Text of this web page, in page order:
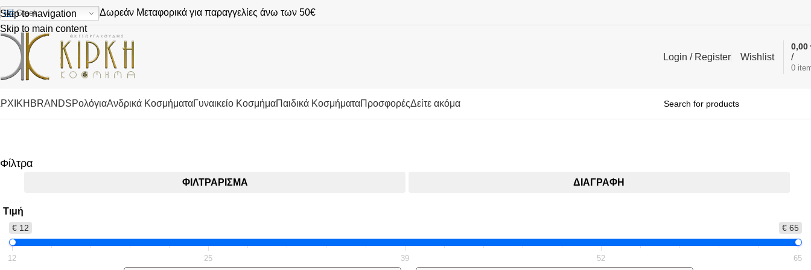
Skip to navigation
Skip to main content
Greek Δωρεάν Μεταφορικά για παραγγελίες άνω των 50€
Login / Register Wishlist
0
/
0,00
BRANDSΡολόγιαΑνδρικά ΚοσμήματαΓυναικείο ΚοσμήμαΠαιδικά ΚοσμήματαΠροσφορέςΔείτε ακόμα
Φίλτρα
ΦΙΛΤΡΆΡΙΣΜΑ ΔΙΑΓΡΑΦΉ
Τιμή
€ 12 € 65
12 25 39 52 65